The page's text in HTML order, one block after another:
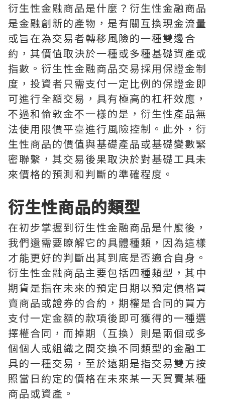
衍生性金融商品是什麼？衍生性金融商品
是金融創新的產物，是有關互換現金流量
或旨在為交易者轉移風險的一種雙邊合
約，其價值取決於一種或多種基礎資產或
指數。衍生性金融商品交易採用保證金制
度，投資者只需支付一定比例的保證金即
可進行全額交易，具有極高的杠杆效應，
不過和倫敦金不一樣的是，衍生性產品無
法使用限價平臺進行風險控制。此外，衍
生性商品的價值與基礎產品或基礎變數緊
密聯繫，其交易後果取決於對基礎工具未
來價格的預測和判斷的準確程度。
衍生性商品的類型
在初步掌握到衍生性金融商品是什麼後，
我們還需要瞭解它的具體種類，因為這樣
才能更好的判斷出其到底是否適合自身。
衍生性金融商品主要包括四種類型，其中
期貨是指在未來的預定日期以預定價格買
賣商品或證券的合約，期權是合同的買方
支付一定金額的款項後即可獲得的一種選
擇權合同，而掉期（互換）則是兩個或多
個個人或組織之間交換不同類型的金融工
具的一種交易，至於遠期是指交易雙方按
照當日約定的價格在未來某一天買賣某種
商品或資產。